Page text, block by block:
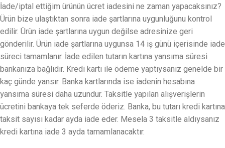
İade/iptal ettiğim ürünün ücret iadesini ne zaman yapacaksınız?
Ürün bize ulaştıktan sonra iade şartlarına uygunluğunu kontrol
edilir. Ürün iade şartlarına uygun değilse adresinize geri
gönderilir. Ürün iade şartlarına uygunsa 14 iş günü içerisinde iade
süreci tamamlanır. İade edilen tutarın kartına yansıma süresi
bankanıza bağlıdır. Kredi kartı ile ödeme yaptıysanız genelde bir
kaç günde yansır. Banka kartlarında ise iadenin hesabına
yansıma süresi daha uzundur. Taksitle yapılan alışverişlerin
ücretini bankaya tek seferde öderiz. Banka, bu tutarı kredi kartına
taksit sayısı kadar ayda iade eder. Mesela 3 taksitle aldıysanız
kredi kartına iade 3 ayda tamamlanacaktır.